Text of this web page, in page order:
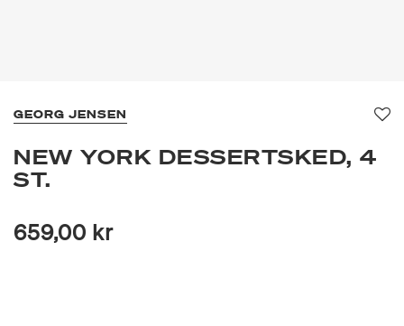
GEORG JENSEN
NEW YORK DESSERTSKED, 4
ST.
659,00 kr